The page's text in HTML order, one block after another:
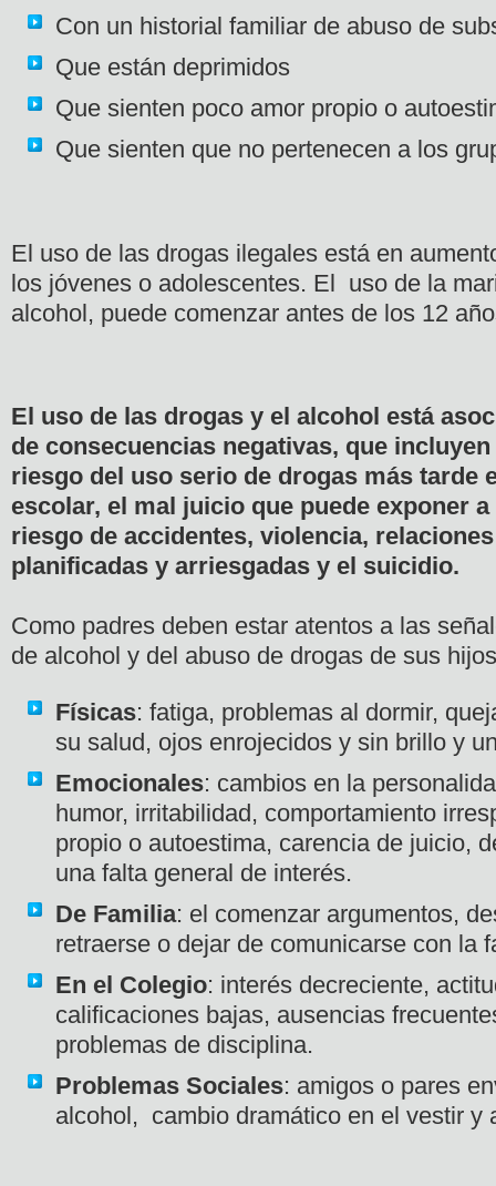
Con un historial familiar de abuso de
Que están deprimidos
Que sienten poco amor propio o
Que sienten que no pertenecen a los
El uso de las drogas ilegales está en
los jóvenes o adolescentes. El uso de la
alcohol, puede comenzar antes de los 12
El uso de las drogas y el alcohol está
de consecuencias negativas, que
riesgo del uso serio de drogas más tarde
escolar, el mal juicio que puede exponer
riesgo de accidentes, violencia,
planificadas y arriesgadas y el suicidio.
Como padres deben estar atentos a las
de alcohol y del abuso de drogas de sus
Físicas: fatiga, problemas al dormir,
su salud, ojos enrojecidos y sin brillo y
Emocionales: cambios en la
humor, irritabilidad, comportamiento
propio o autoestima, carencia de juicio,
una falta general de interés.
De Familia: el comenzar argumentos,
retraerse o dejar de comunicarse con la
En el Colegio: interés decreciente,
calificaciones bajas, ausencias
problemas de disciplina.
Problemas Sociales: amigos o pares
alcohol, cambio dramático en el vestir y